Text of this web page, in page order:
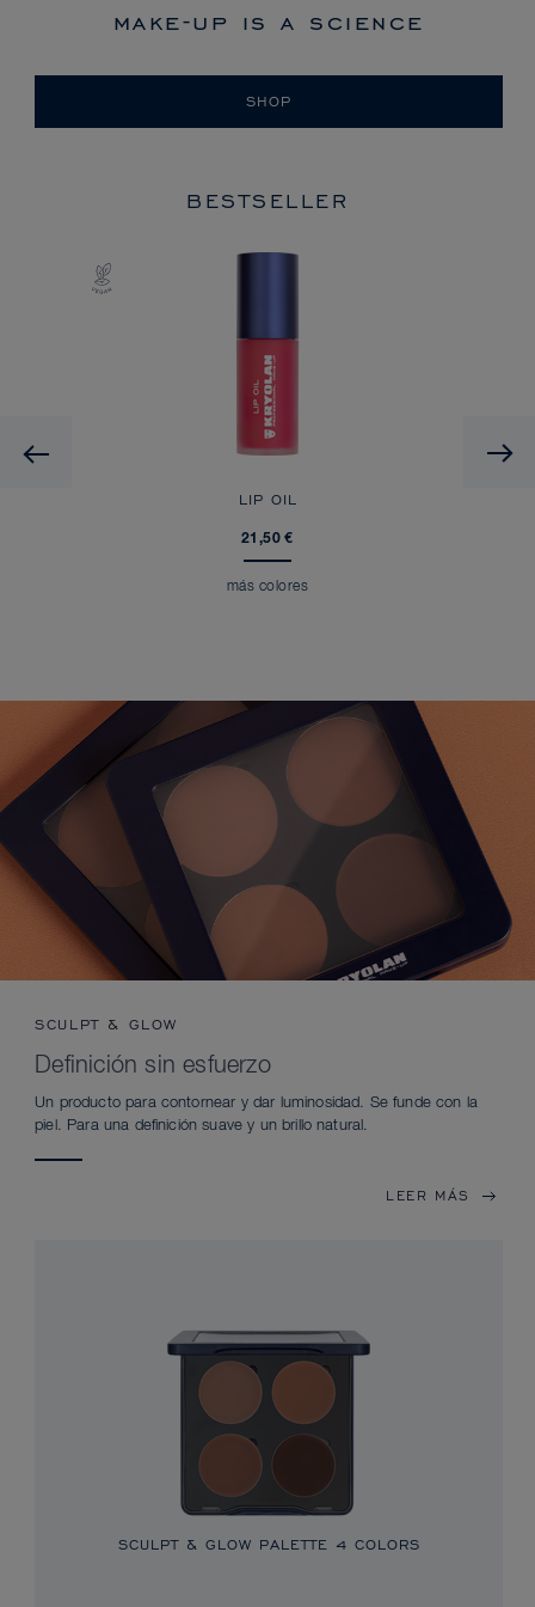
make-up is a science
SHOP
BESTSELLER
Previous
LIP OIL
21,50 €
más colores
SCULPT & GLOW
Definición sin esfuerzo
Un producto para contornear y dar luminosidad. Se funde con la
piel. Para una definición suave y un brillo natural.
LEER MÁS
SCULPT & GLOW PALETTE 4 COLORS